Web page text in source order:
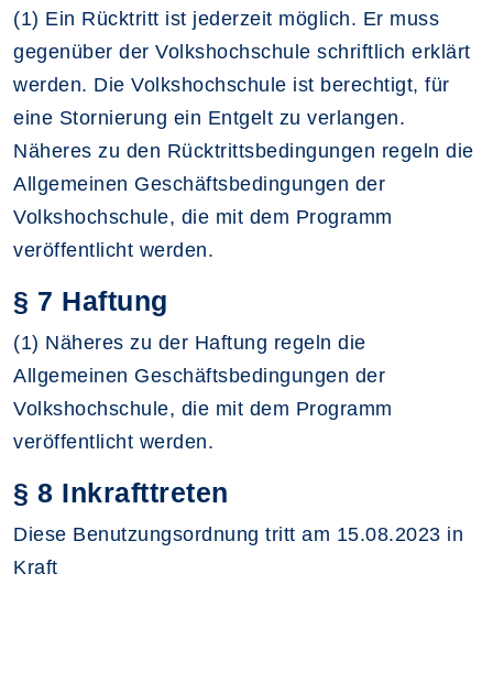
(1) Ein Rücktritt ist jederzeit möglich. Er muss
gegenüber der Volkshochschule schriftlich erklärt
werden. Die Volkshochschule ist berechtigt, für
eine Stornierung ein Entgelt zu verlangen.
Näheres zu den Rücktrittsbedingungen regeln die
Allgemeinen Geschäftsbedingungen der
Volkshochschule, die mit dem Programm
veröffentlicht werden.
§ 7 Haftung
(1) Näheres zu der Haftung regeln die
Allgemeinen Geschäftsbedingungen der
Volkshochschule, die mit dem Programm
veröffentlicht werden.
§ 8 Inkrafttreten
Diese Benutzungsordnung tritt am 15.08.2023 in
Kraft